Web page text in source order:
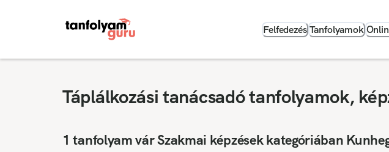
Felfedezés Tanfolyamok
Táplálkozási tanácsadó tanfolyamok,
1 tanfolyam vár Szakmai képzések kategóriában